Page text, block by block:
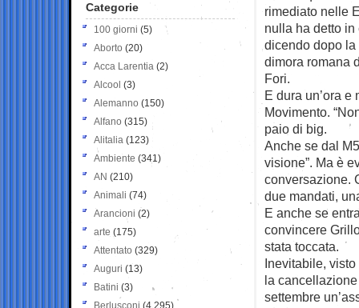
rimediato nelle
nulla ha detto
dicendo dopo la
dimora romana
Fori.
E dura un’ora
Movimento.
paio di big.
Anche se dal
visione”. Ma è
conversazione.
due mandati,
E anche se
convincere
stata toccata.
Inevitabile,
la
settembre
Categorie
100 giorni (5)
Aborto (20)
Acca Larentia (2)
Alcool (3)
Alemanno (150)
Alfano (315)
Alitalia (123)
Ambiente (341)
AN (210)
Animali (74)
Arancioni (2)
arte (175)
Attentato (329)
Auguri (13)
Batini (3)
Berlusconi (4.295)